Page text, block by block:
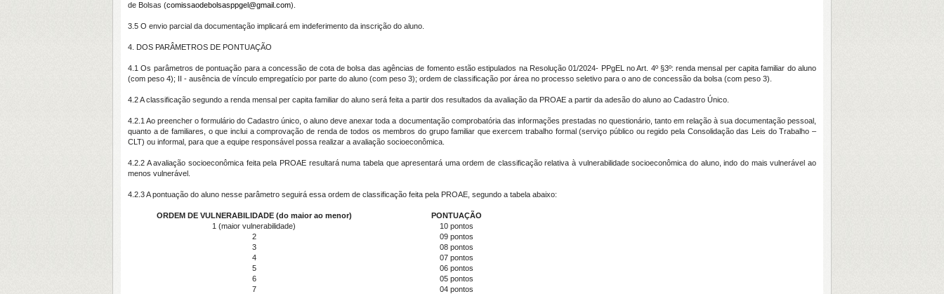
de Bolsas (comissaodebolsasppgel@gmail.com).
3.5 O envio parcial da documentação implicará em indeferimento da inscrição do aluno.
4. DOS PARÂMETROS DE PONTUAÇÃO
4.1 Os parâmetros de pontuação para a concessão de cota de bolsa das agências de fomento estão estipulados na Resolução 01/2024- PPgEL no Art. 4º §3º: renda mensal per capita familiar do aluno
(com peso 4); II - ausência de vínculo empregatício por parte do aluno (com peso 3); ordem de classificação por área no processo seletivo para o ano de concessão da bolsa (com peso 3).
4.2 A classificação segundo a renda mensal per capita familiar do aluno será feita a partir dos resultados da avaliação da PROAE a partir da adesão do aluno ao Cadastro Único.
4.2.1 Ao preencher o formulário do Cadastro único, o aluno deve anexar toda a documentação comprobatória das informações prestadas no questionário, tanto em relação à sua documentação pessoal,
quanto a de familiares, o que inclui a comprovação de renda de todos os membros do grupo familiar que exercem trabalho formal (serviço público ou regido pela Consolidação das Leis do Trabalho –
CLT) ou informal, para que a equipe responsável possa realizar a avaliação socioeconômica.
4.2.2 A avaliação socioeconômica feita pela PROAE resultará numa tabela que apresentará uma ordem de classificação relativa à vulnerabilidade socioeconômica do aluno, indo do mais vulnerável ao
menos vulnerável.
4.2.3 A pontuação do aluno nesse parâmetro seguirá essa ordem de classificação feita pela PROAE, segundo a tabela abaixo:
ORDEM DE VULNERABILIDADE (do maior ao menor)
PONTUAÇÃO
1 (maior vulnerabilidade)
10 pontos
2
09 pontos
3
08 pontos
4
07 pontos
5
06 pontos
6
05 pontos
7
04 pontos